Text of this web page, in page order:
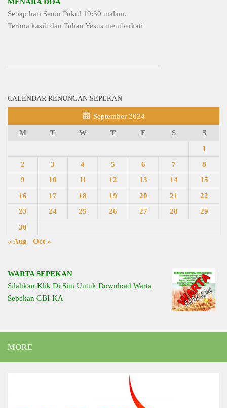
Setiap hari Senin Pukul 19:30 malam.
Terima kasih dan Tuhan Yesus memberkati
CALENDAR RENUNGAN SEPEKAN
September 2024
M T W T F S
S
1
2
3 4 5 6 7
8
9
10 11 12 13 14
15
16
17 18 19 20 21
22
23
24 25 26 27 28
29
30
« Aug
Oct »
WARTA SEPEKAN
Silahkan Klik Di Sini Untuk Download Warta
Sepekan GBI-KA
MORE